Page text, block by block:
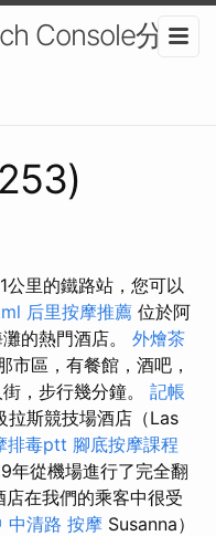
Console分析
里的鐵路站，您可以
后里按摩推薦 位於阿
的熱門酒店。 外燴茶
市區，有餐館，酒吧，
，步行幾分鐘。 記帳
拉斯競技場酒店（Las
排毒ptt 腳底按摩課程
年從機場進行了完全翻
在我們的乘客中很受
中清路 按摩 Susanna）